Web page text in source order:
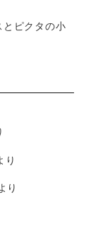
ピクタの小
り
り